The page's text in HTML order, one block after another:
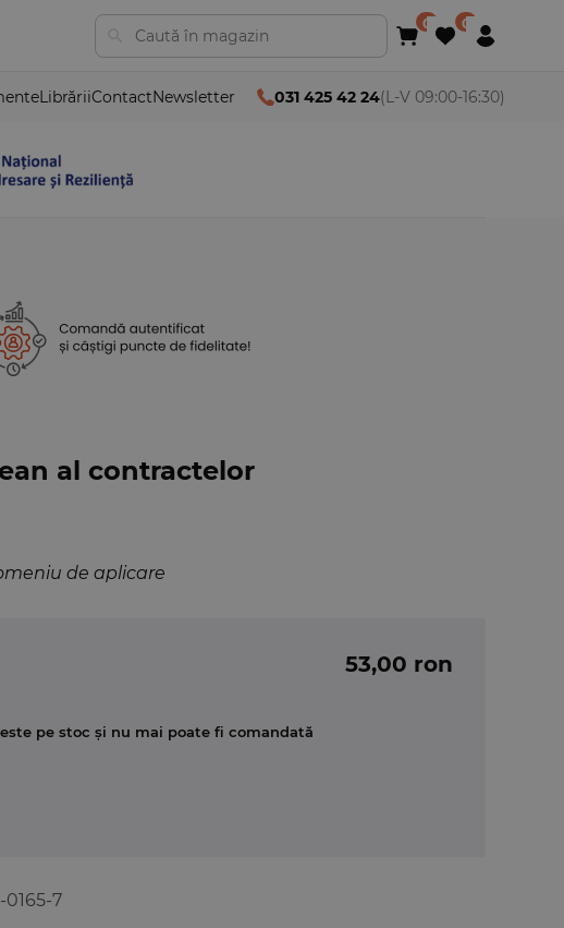
LibrăriiContactNewsletter 031 425 42 24(L-V 09:00-16:30)
al contractelor
de aplicare
0165-7
53,00 ron
pe stoc și nu mai poate fi comandată